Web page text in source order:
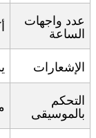
عدد واجهات
الساعة
الإشعارات
التحكم
بالموسيقى